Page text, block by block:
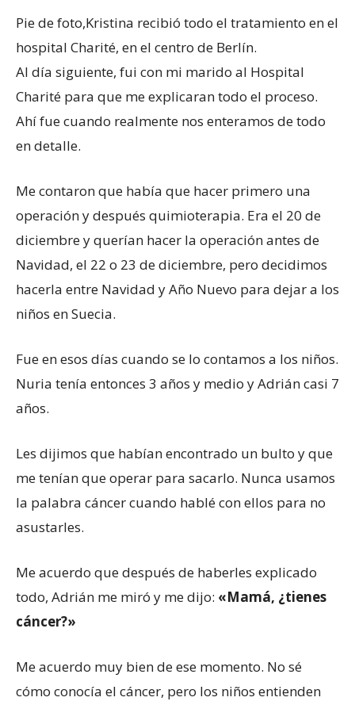
Pie de foto,Kristina recibió todo el tratamiento en el
hospital Charité, en el centro de Berlín.
Al día siguiente, fui con mi marido al Hospital
Charité para que me explicaran todo el proceso.
Ahí fue cuando realmente nos enteramos de todo
en detalle.
Me contaron que había que hacer primero una
operación y después quimioterapia. Era el 20 de
diciembre y querían hacer la operación antes de
Navidad, el 22 o 23 de diciembre, pero decidimos
hacerla entre Navidad y Año Nuevo para dejar a los
niños en Suecia.
Fue en esos días cuando se lo contamos a los niños.
Nuria tenía entonces 3 años y medio y Adrián casi 7
años.
Les dijimos que habían encontrado un bulto y que
me tenían que operar para sacarlo. Nunca usamos
la palabra cáncer cuando hablé con ellos para no
asustarles.
Me acuerdo que después de haberles explicado
todo, Adrián me miró y me dijo: «Mamá, ¿tienes
cáncer?»
Me acuerdo muy bien de ese momento. No sé
cómo conocía el cáncer, pero los niños entienden